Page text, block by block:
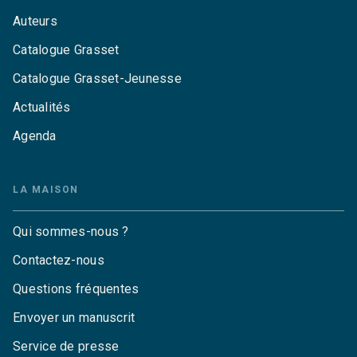
Auteurs
Catalogue Grasset
Catalogue Grasset-Jeunesse
Actualités
Agenda
LA MAISON
Qui sommes-nous ?
Contactez-nous
Questions fréquentes
Envoyer un manuscrit
Service de presse